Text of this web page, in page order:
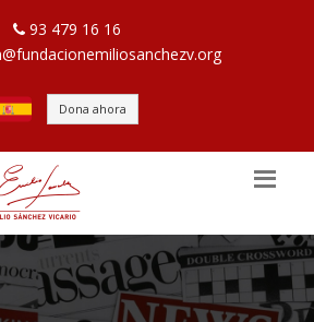
93 479 16 16
Dona ahora